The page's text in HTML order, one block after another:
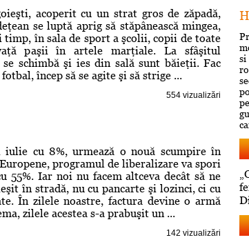
acoperit cu un strat gros de zăpadă,
se luptă aprig să stăpânească mingea,
în sala de sport a şcolii, copii de toate
paşii în artele marţiale. La sfâşitul
schimbă şi ies din sală sunt băieţii. Fac
încep să se agite şi să strige ...
554 vizualizări
iulie cu 8%, urmează o nouă scumpire în
programul de liberalizare va spori
55%. Iar noi nu facem altceva decât să ne
în stradă, nu cu pancarte şi lozinci, ci cu
În zilele noastre, factura devine o armă
zilele acestea s-a prabuşit un ...
142 vizualizări